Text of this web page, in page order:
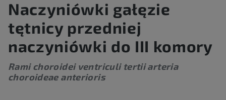
Naczyniówki gałęzie
tętnicy przedniej
naczyniówki do III komory
Rami choroidei ventriculi tertii arteria
choroideae anterioris